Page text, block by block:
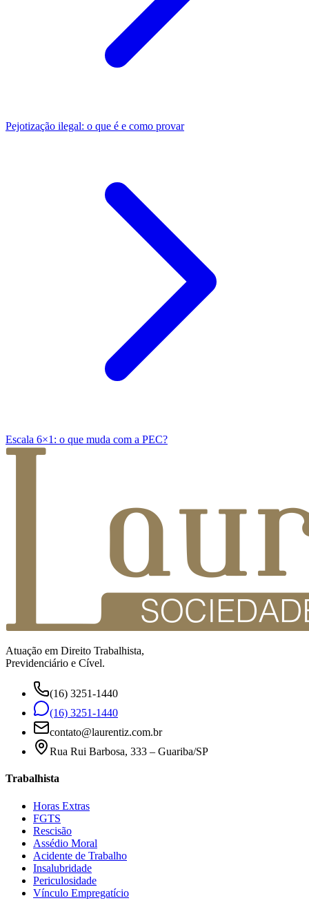
Pejotização ilegal: o que é e como provar
Escala 6×1: o que muda com a PEC?
Atuação em Direito Trabalhista,
Previdenciário e Cível.
(16) 3251-1440
(16) 3251-1440
contato@laurentiz.com.br
Rua Rui Barbosa, 333 – Guariba/SP
Trabalhista
Horas Extras
FGTS
Rescisão
Assédio Moral
Acidente de Trabalho
Insalubridade
Periculosidade
Vínculo Empregatício